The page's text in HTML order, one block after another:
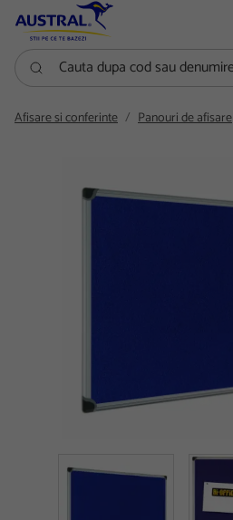
Cauta dupa cod sau denumire
Afisare si conferinte Panouri de afisare